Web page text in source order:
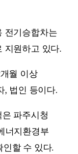
전기승합차는
지원하고 있다.
월 이상
, 법인 등이다.
파주시청
너지환경부
인할 수 있다.